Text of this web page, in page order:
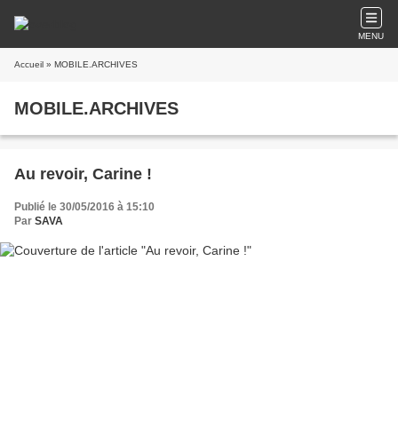
MENU
Accueil » MOBILE.ARCHIVES
MOBILE.ARCHIVES
Au revoir, Carine !
Publié le 30/05/2016 à 15:10
Par SAVA